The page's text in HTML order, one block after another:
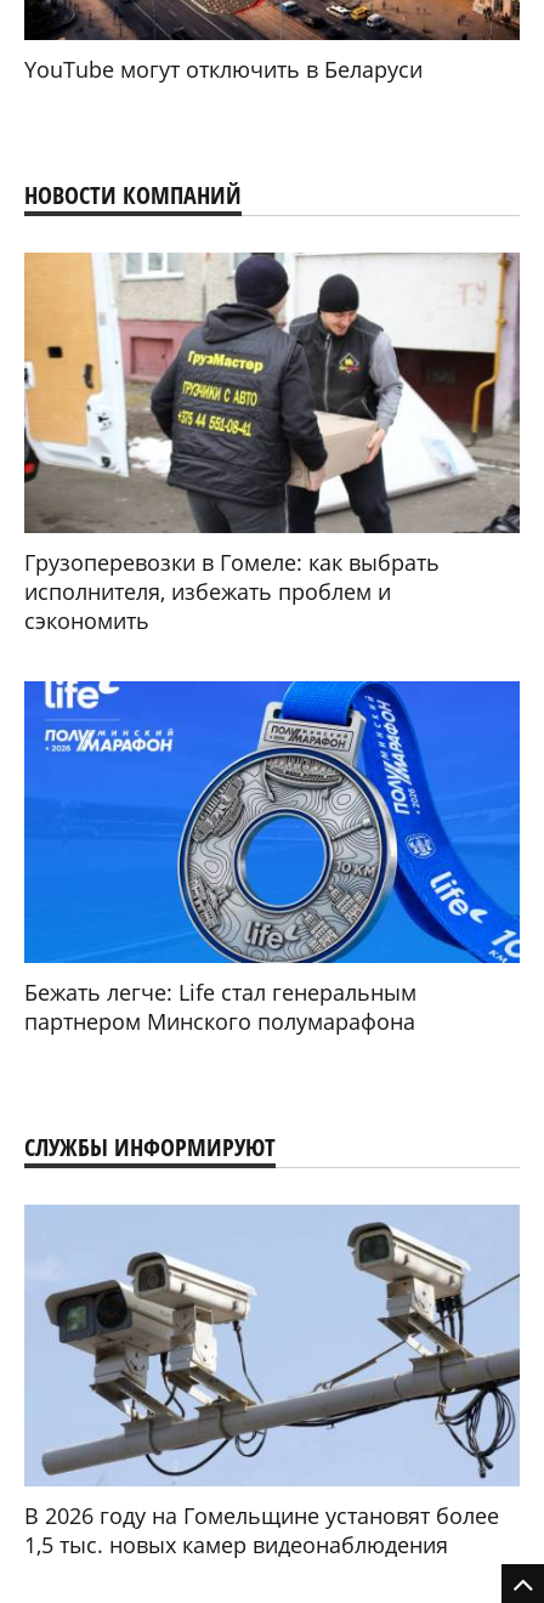
YouTube могут отключить в Беларуси
НОВОСТИ КОМПАНИЙ
Грузоперевозки в Гомеле: как выбрать
исполнителя, избежать проблем и
сэкономить
Бежать легче: Life стал генеральным
партнером Минского полумарафона
СЛУЖБЫ ИНФОРМИРУЮТ
В 2026 году на Гомельщине установят более
1,5 тыс. новых камер видеонаблюдения